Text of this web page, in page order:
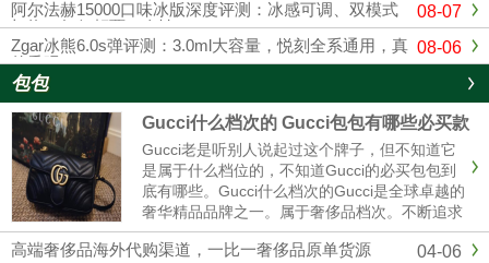
08-07
阿尔法赫15000口味冰版深度评测：冰感可调、双模式
切换，如何颠覆一次性？
08-06
Zgar冰熊6.0s弹评测：3.0ml大容量，悦刻全系通用，真
的香吗？
包包
Gucci什么档次的 Gucci包包有哪些必买款
Gucci老是听别人说起过这个牌子，但不知道它
是属于什么档位的，不知道Gucci的必买包包到
底有哪些。Gucci什么档次的Gucci是全球卓越的
奢华精品品牌之一。属于奢侈品档次。不断追求
革新与卓越，以独有的现代视野重新演绎与影响
时尚演进。古驰在创作总监亚力山卓·米开理全
04-06
高端奢侈品海外代购渠道，一比一奢侈品原单货源